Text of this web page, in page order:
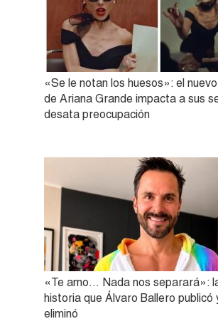
«Se le notan los huesos»: el
de Ariana Grande impacta a sus
desata preocupación
«Te amo… Nada nos separará»:
historia que Álvaro Ballero publicó
eliminó